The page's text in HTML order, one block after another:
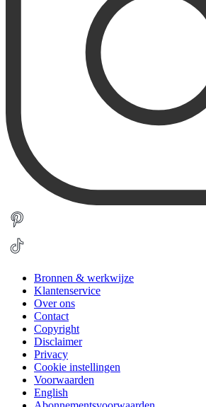
Bronnen & werkwijze
Klantenservice
Over ons
Contact
Copyright
Disclaimer
Privacy
Cookie instellingen
Voorwaarden
English